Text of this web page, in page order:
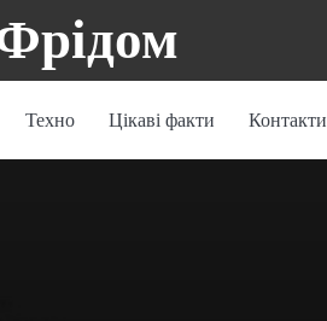
Техно Цікаві факти Контакти